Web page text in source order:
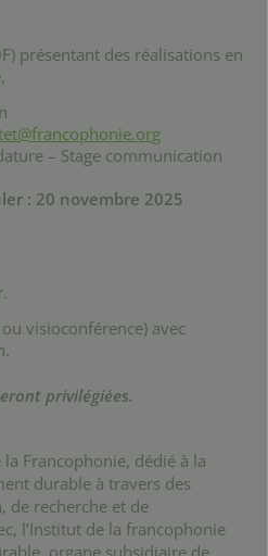
présentant des réalisations en
– Stage communication
: 20 novembre 2025
visioconférence) avec
privilégiées.
la Francophonie, dédié à la
durable à travers des
de recherche et de
l’Institut de la francophonie